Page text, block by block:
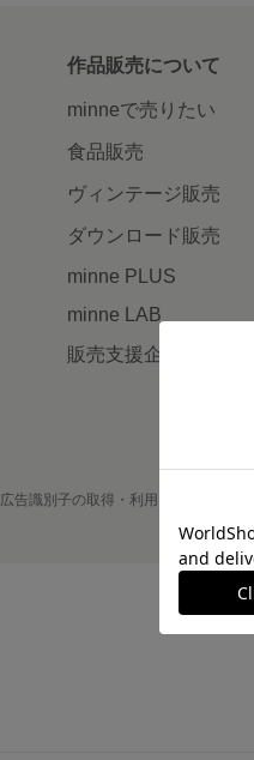
作品販売について
minneで売りたい
食品販売
ヴィンテージ販売
ダウンロード販売
minne PLUS
minne LAB
販売支援企画・イベン
広告識別子の取得・利用 プライバシ